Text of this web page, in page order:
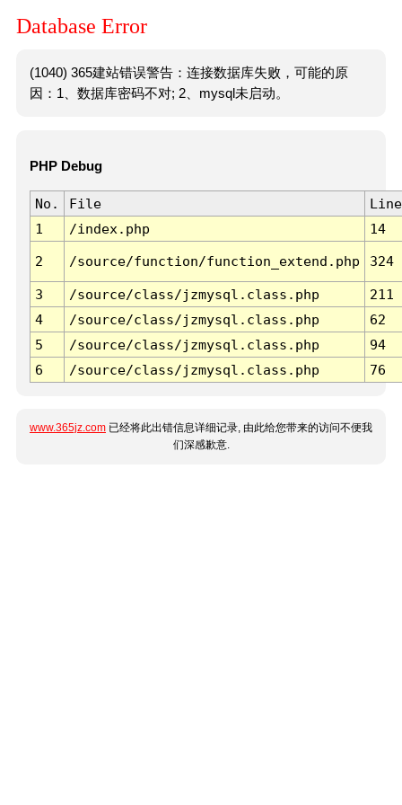
Database Error
(1040) 365建站错误警告：连接数据库失败，可能的原
因：1、数据库密码不对; 2、mysql未启动。
PHP Debug
No. File
Line
1
/index.php 14
2 /source/function/function_extend.php 324
3 /source/class/jzmysql.class.php
211
4
/source/class/jzmysql.class.php
62
5
/source/class/jzmysql.class.php
94
6
/source/class/jzmysql.class.php 76
www.365jz.com 已经将此出错信息详细记录, 由此给您带来的访问不便我
们深感歉意.